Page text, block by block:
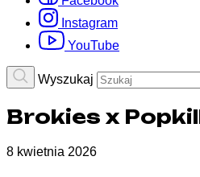
Instagram
YouTube
Wyszukaj
Brokies x
8 kwietnia 2026